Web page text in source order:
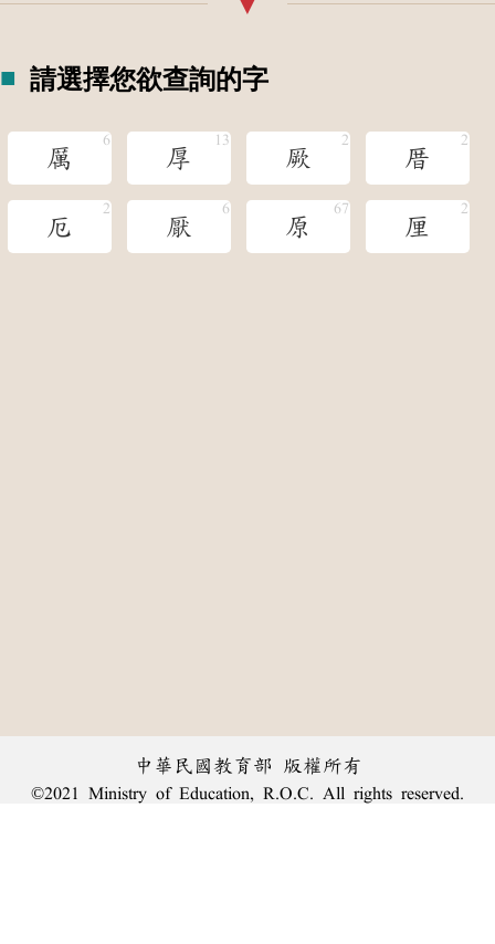
請選擇您欲查詢的字
厲 厚 厥 厝
厄 厭 原 厘
中華民國教育部 版權所有
©2021 Ministry of Education, R.O.C. All rights reserved.